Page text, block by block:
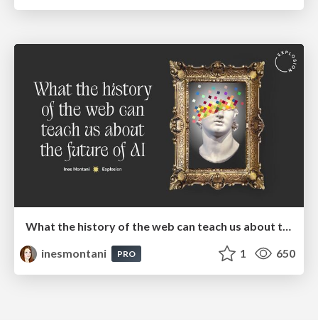
inesmontani
PRO 1 650